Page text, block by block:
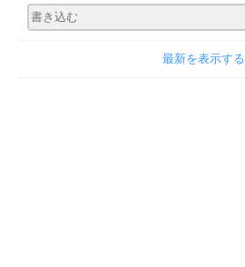
最新を表示する